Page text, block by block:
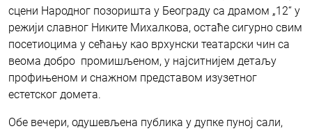
сцени Народног позоришта у Београду са драмом „12“ у
режији славног Никите Михалкова, остаће сигурно свим
посетиоцима у сећању као врхунски театарски чин са
веома добро промишљеном, у најситнијем детаљу
профињеном и снажном представом изузетног
естетског домета.
Обе вечери, одушевљена публика у дупке пуној сали,